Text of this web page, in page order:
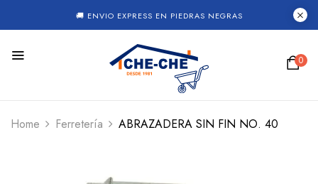
🚚 ENVIO EXPRESS EN PIEDRAS NEGRAS
0
Home Ferretería ABRAZADERA SIN FIN NO. 40